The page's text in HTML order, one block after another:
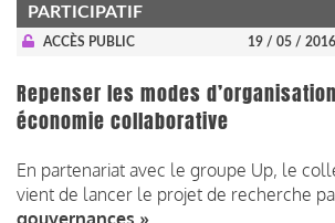
PARTICIPATIF
ACCÈS PUBLIC 19 / 05 / 2016
Repenser les modes
économie collaborative
En partenariat avec le groupe Up, le
vient de lancer le projet de recherche
gouvernances »